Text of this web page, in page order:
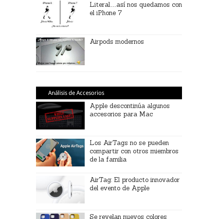
Literal…así nos quedamos con
el iPhone 7
Airpods modernos
Análisis de Accesorios
Apple descontinúa algunos
accesorios para Mac
Los AirTags no se pueden
compartir con otros miembros
de la familia
AirTag: El producto innovador
del evento de Apple
Se revelan nuevos colores